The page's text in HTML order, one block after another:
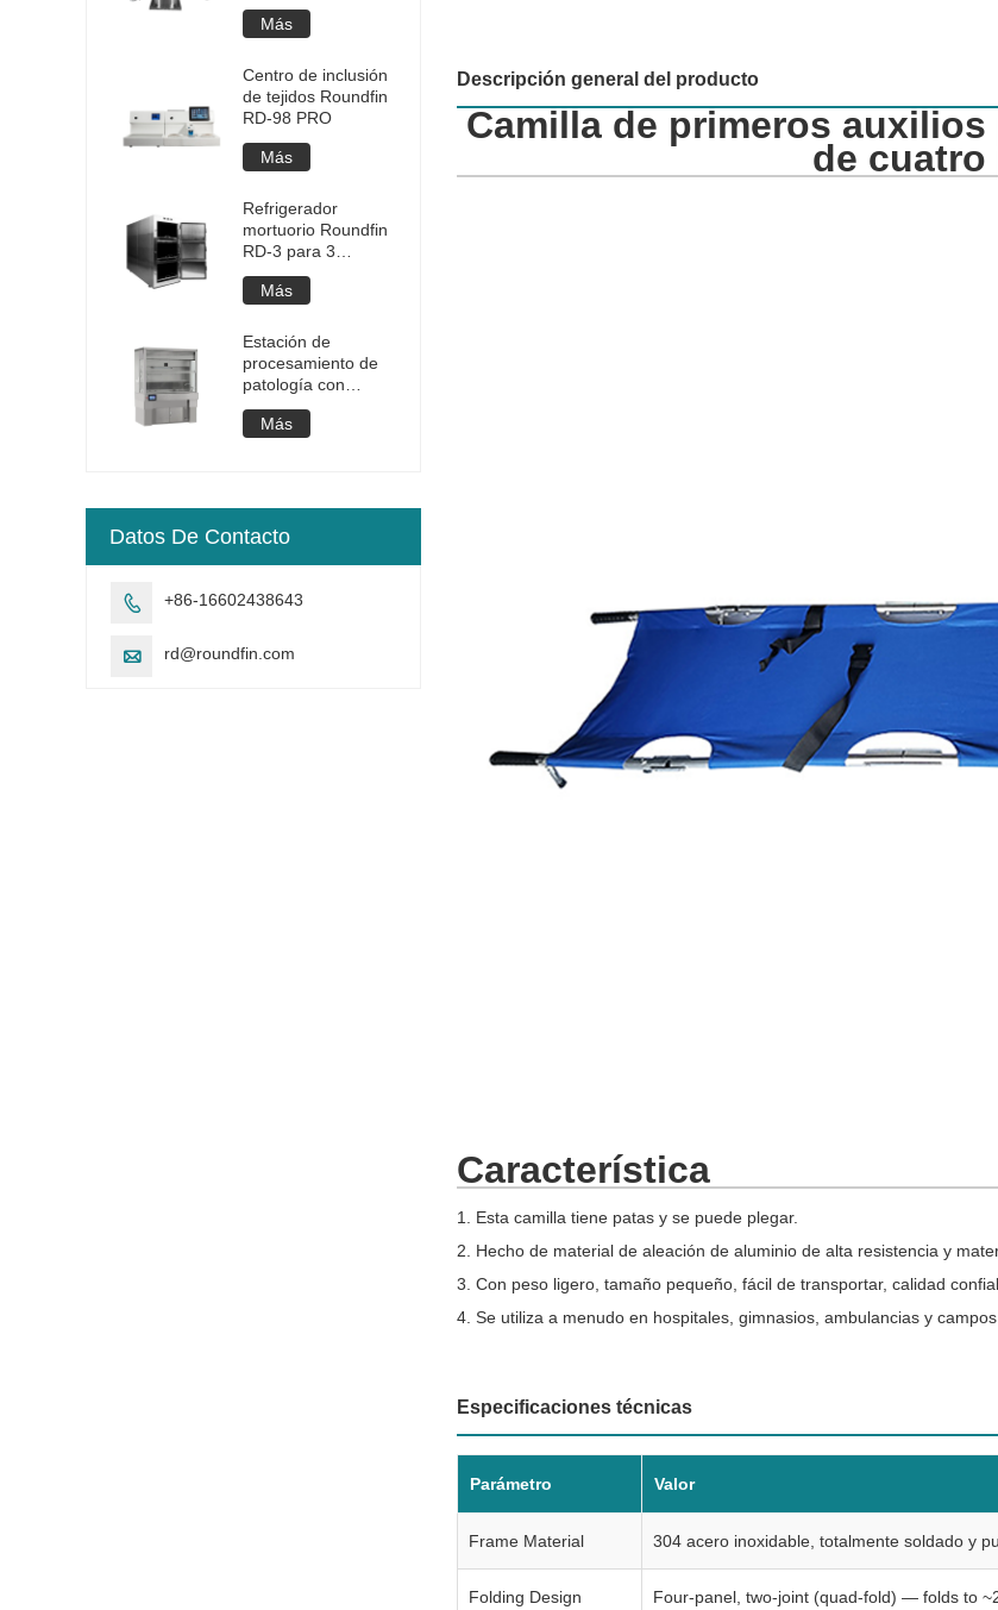
Descripción general del producto
Camilla de primeros
de
Característica
1. Esta camilla tiene patas y se puede plegar.
2. Hecho de material de aleación de aluminio de alta resistencia y
3. Con peso ligero, tamaño pequeño, fácil de transportar, calidad
4. Se utiliza a menudo en hospitales, gimnasios, ambulancias y
Especificaciones técnicas
Parámetro Valor
Frame Material 304 acero inoxidable, totalmente soldado y
Folding Design Four-panel, two-joint (quad-fold) — folds to
Más
Centro de inclusión
de tejidos Roundfin
RD-98 PRO
Más
Refrigerador
mortuorio Roundfin
RD-3 para 3
cuerpos
Más
Estación de
procesamiento de
patología con
pantalla táctil
Roundfin RD-907S-
Más
Datos De Contacto
 +86-16602438643
 rd@roundfin.com